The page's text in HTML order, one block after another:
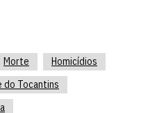
Morte
Homicídios
do Tocantins